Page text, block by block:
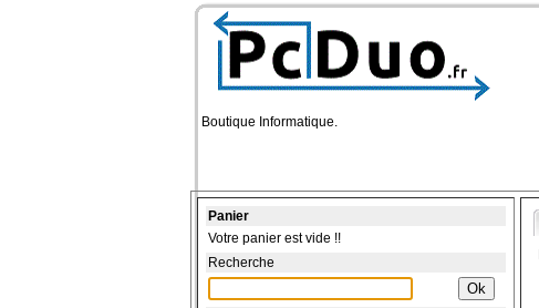
Boutique Informatique.
Panier
Votre panier est vide !!
Recherche